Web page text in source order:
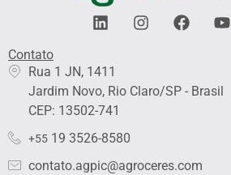
L
i
k
e
d
i
I
n
g
F
a
o
Y
o
b
Contato
Rua 1 JN, 1411
Jardim Novo, Rio Claro/SP - Brasil
CEP: 13502-741
+55 19 3526-8580
contato.agpic@agroceres.com